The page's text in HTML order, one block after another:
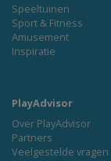
Speeltuinen
Sport & Fitness
Amusement
Inspiratie
PlayAdvisor
Over PlayAdvisor
Partners
Veelgestelde vragen